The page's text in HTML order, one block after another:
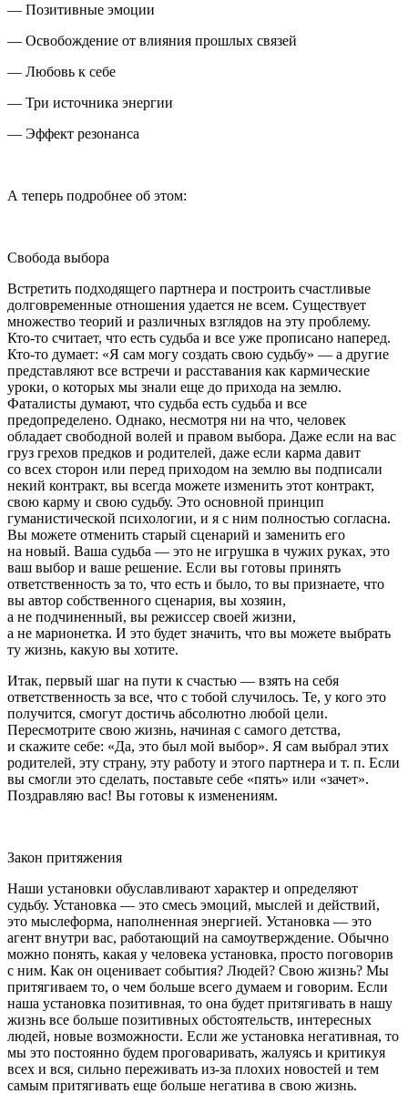
— Позитивные эмоции
— Освобождение от влияния прошлых связей
— Любовь к себе
— Три источника энергии
— Эффект резонанса
А теперь подробнее об этом:
Свобода выбора
Встретить подходящего партнера и построить счастливые
долговременные отношения удается не всем. Существует
множество теорий и различных взглядов на эту проблему.
Кто-то считает, что есть судьба и все уже прописано наперед.
Кто-то думает: «Я сам могу создать свою судьбу» — а другие
представляют все встречи и расставания как кармические
уроки, о которых мы знали еще до прихода на землю.
Фаталисты думают, что судьба есть судьба и все
предопределено. Однако, несмотря ни на что, человек
обладает свободной волей и правом выбора. Даже если на вас
груз грехов предков и родителей, даже если карма давит
со всех сторон или перед приходом на землю вы подписали
некий контракт, вы всегда можете изменить этот контракт,
свою карму и свою судьбу. Это основной принцип
гуманистической психологии, и я с ним полностью согласна.
Вы можете отменить старый сценарий и заменить его
на новый. Ваша судьба — это не игрушка в чужих руках, это
ваш выбор и ваше решение. Если вы готовы принять
ответственность за то, что есть и было, то вы признаете, что
вы автор собственного сценария, вы хозяин,
а не подчиненный, вы режиссер своей жизни,
а не марионетка. И это будет значить, что вы можете выбрать
ту жизнь, какую вы хотите.
Итак, первый шаг на пути к счастью — взять на себя
ответственность за все, что с тобой случилось. Те, у кого это
получится, смогут достичь абсолютно любой цели.
Пересмотрите свою жизнь, начиная с самого детства,
и скажите себе: «Да, это был мой выбор». Я сам выбрал этих
родителей, эту страну, эту работу и этого партнера и т. п. Если
вы смогли это сделать, поставьте себе «пять» или «зачет».
Поздравляю вас! Вы готовы к изменениям.
Закон притяжения
Наши установки обуславливают характер и определяют
судьбу. Установка — это смесь эмоций, мыслей и действий,
это мыслеформа, наполненная энергией. Установка — это
агент внутри вас, работающий на самоутверждение. Обычно
можно понять, какая у человека установка, просто поговорив
с ним. Как он оценивает события? Людей? Свою жизнь? Мы
притягиваем то, о чем больше всего думаем и говорим. Если
наша установка позитивная, то она будет притягивать в нашу
жизнь все больше позитивных обстоятельств, интересных
людей, новые возможности. Если же установка негативная, то
мы это постоянно будем проговаривать, жалуясь и критикуя
всех и вся, сильно переживать из-за плохих новостей и тем
самым притягивать еще больше негатива в свою жизнь.